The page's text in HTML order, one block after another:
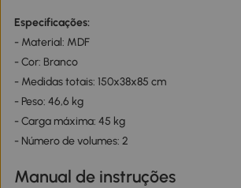
Especificações:
- Material: MDF
- Cor: Branco
- Medidas totais: 150x38x85 cm
- Peso: 46,6 kg
- Carga máxima: 45 kg
- Número de volumes: 2
Manual de instruções